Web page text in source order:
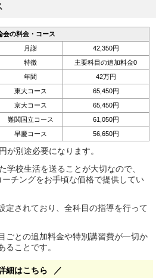
会の料金・コース
月謝
42,350円
特徴
主要科目の追加料金0
年間
42万円
東大コース
65,450円
京大コース
65,450円
難関国立コース
61,050円
早慶コース
56,650円
が別途必要になります。
学校生活を送ることが大切なので、
チングをお手頃な価格で提供してい
定されており、全科目の指導を行って
ごとの追加料金や特別講習費が一切か
ることです。
細はこちら